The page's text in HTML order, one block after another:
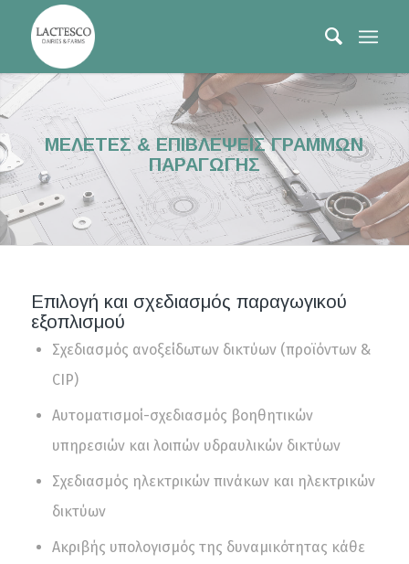
ΜΕΛΕΤΕΣ & ΕΠΙΒΛΕΨΕΙΣ ΓΡΑΜΜΩΝ
ΠΑΡΑΓΩΓΗΣ
Επιλογή και σχεδιασμός παραγωγικού
εξοπλισμού
Σχεδιασμός ανοξείδωτων δικτύων (προϊόντων &
CIP)
Αυτοματισμοί-σχεδιασμός βοηθητικών
υπηρεσιών και λοιπών υδραυλικών δικτύων
Σχεδιασμός ηλεκτρικών πινάκων και ηλεκτρικών
δικτύων
Ακριβής υπολογισμός της δυναμικότητας κάθε